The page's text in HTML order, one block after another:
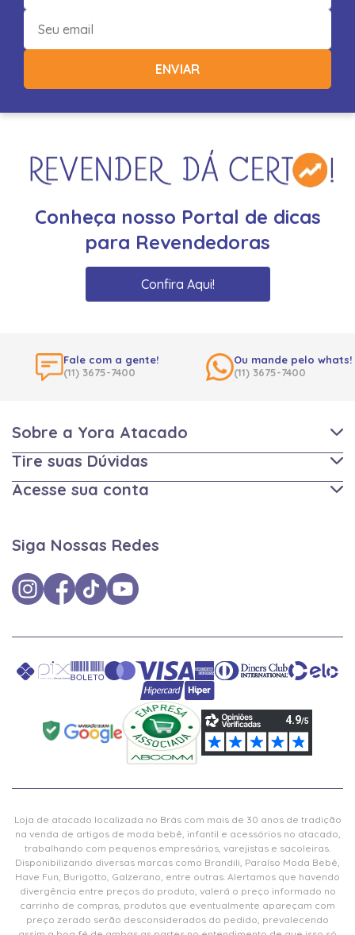
ENVIAR
Conheça nosso Portal de dicas
para Revendedoras
Confira Aqui!
Fale com a gente!
(11) 3675-7400
Ou mande pelo whats!
(11) 3675-7400
Sobre a Yora Atacado
Tire suas Dúvidas
Acesse sua conta
Siga Nossas Redes
Loja de atacado localizada no Brás com mais de 30 anos de tradição
na venda de artigos de moda bebê, infantil e acessórios no atacado,
trabalhando com pequenos empresários, varejistas e sacoleiras.
Disponibilizando diversas marcas como Brandili, Paraíso Moda Bebê,
Have Fun, Burigotto, Galzerano, entre outras. Alertamos que havendo
divergência entre preços do produto, valerá o preço informado no
carrinho de compras, produtos que eventualmente apareçam com
preço zerado serão desconsiderados do pedido, prevalecendo